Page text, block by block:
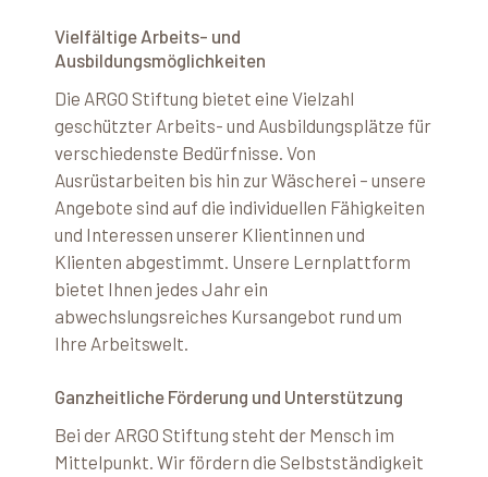
Vielfältige Arbeits- und
Ausbildungsmöglichkeiten
Die ARGO Stiftung bietet eine Vielzahl
geschützter Arbeits- und Ausbildungsplätze für
verschiedenste Bedürfnisse. Von
Ausrüstarbeiten bis hin zur Wäscherei – unsere
Angebote sind auf die individuellen Fähigkeiten
und Interessen unserer Klientinnen und
Klienten abgestimmt. Unsere Lernplattform
bietet Ihnen jedes Jahr ein
abwechslungsreiches Kursangebot rund um
Ihre Arbeitswelt.
Ganzheitliche Förderung und Unterstützung
Bei der ARGO Stiftung steht der Mensch im
Mittelpunkt. Wir fördern die Selbstständigkeit